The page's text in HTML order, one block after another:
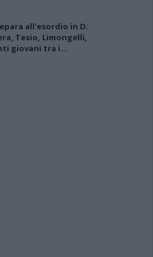
all'esordio in D:
Tesio, Limongelli,
giovani tra i…